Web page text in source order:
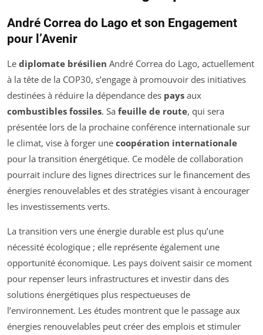
André Correa do Lago et son Engagement
pour l’Avenir
Le diplomate brésilien André Correa do Lago, actuellement
à la tête de la COP30, s’engage à promouvoir des initiatives
destinées à réduire la dépendance des pays aux
combustibles fossiles. Sa feuille de route, qui sera
présentée lors de la prochaine conférence internationale sur
le climat, vise à forger une coopération internationale
pour la transition énergétique. Ce modèle de collaboration
pourrait inclure des lignes directrices sur le financement des
énergies renouvelables et des stratégies visant à encourager
les investissements verts.
La transition vers une énergie durable est plus qu’une
nécessité écologique ; elle représente également une
opportunité économique. Les pays doivent saisir ce moment
pour repenser leurs infrastructures et investir dans des
solutions énergétiques plus respectueuses de
l’environnement. Les études montrent que le passage aux
énergies renouvelables peut créer des emplois et stimuler